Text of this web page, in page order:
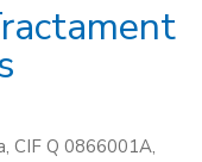
CIF Q 0866001A,